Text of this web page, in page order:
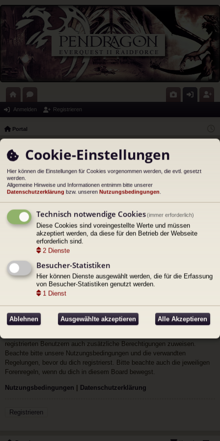
ort or
eri el
n
rie
Anmelden Registrieren
Portal
Anmelden
Benutzername:
Ich habe mein Passwort vergessen
Angemeldet bleiben
Du musst in diesem Forum registriert sein, um dich anmelden zu können.
Die Registrierung ist in wenigen Augenblicken erledigt und ermöglicht dir,
registrierten Benutzern auch zusätzliche Berechtigungen zuweisen.
Beachte bitte unsere Nutzungsbedingungen und die verwandten
Regelungen, bevor du dich registrierst. Bitte beachte auch die jeweiligen
Forenregeln, wenn du dich in diesem Board bewegst.
Nutzungsbedingungen | Datenschutzerklärung
Registrieren
Cookie-Einstellungen
Hier können die Einstellungen für Cookies vorgenommen werden, die evtl. gesetzt
werden.
Allgemeine Hinweise und Informationen entnimm bitte unserer
Datenschutzerklärung bzw. unseren Nutzungsbedingungen.
Technisch notwendige Cookies(immer erforderlich)
Diese Cookies sind voreingestellte Werte und müssen
akzeptiert werden, da diese für den Betrieb der Webseite
erforderlich sind.
2 Dienste
Besucher-Statistiken
Hier können Dienste ausgewählt werden, die für die Erfassung
von Besucher-Statistiken genutzt werden.
1 Dienst
Ablehnen Ausgewählte akzeptieren Alle Akzeptieren